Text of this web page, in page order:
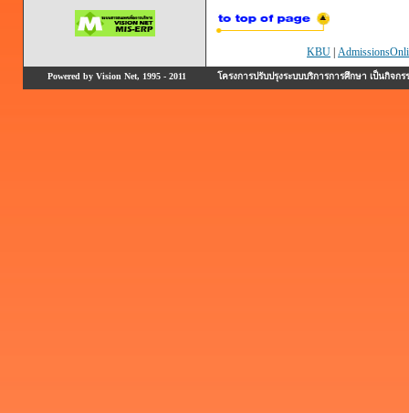
KBU
Powered by Vision Net, 1995 - 2011 โครงการปรับปรุงระบบบริการการศึกษา เป็นกิ